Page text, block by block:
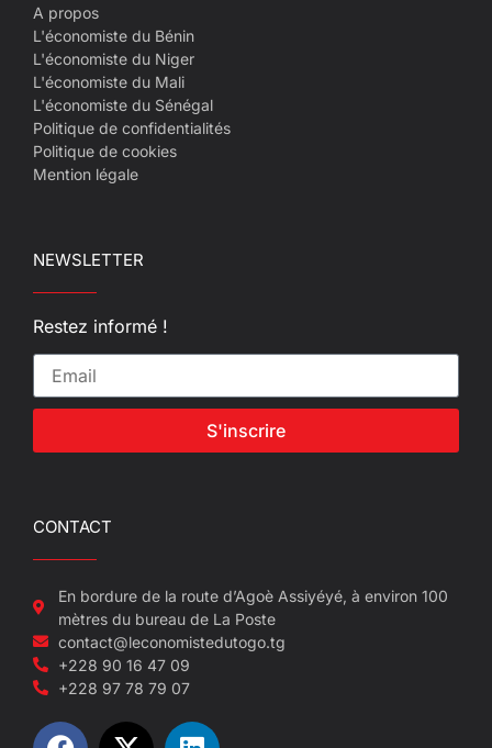
A propos
L'économiste du Bénin
L'économiste du Niger
L'économiste du Mali
L'économiste du Sénégal
Politique de confidentialités
Politique de cookies
Mention légale
NEWSLETTER
Restez informé !
S'inscrire
CONTACT
En bordure de la route d’Agoè Assiyéyé, à environ 100
mètres du bureau de La Poste
contact@leconomistedutogo.tg
+228 90 16 47 09
+228 97 78 79 07